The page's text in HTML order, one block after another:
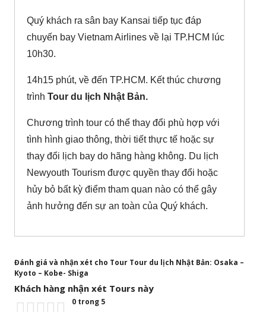
Quý khách ra sân bay Kansai tiếp tục đáp
chuyến bay Vietnam Airlines về lại TP.HCM lúc
10h30.
14h15 phút, về đến TP.HCM. Kết thúc chương
trình Tour du lịch Nhật Bản.
Chương trình tour có thể thay đổi phù hợp với
tình hình giao thông, thời tiết thực tế hoặc sự
thay đổi lịch bay do hãng hàng không. Du lịch
Newyouth Tourism được quyền thay đổi hoặc
hủy bỏ bất kỳ điểm tham quan nào có thể gây
ảnh hưởng đến sự an toàn của Quý khách.
Đánh giá và nhận xét cho Tour Tour du lịch Nhật Bản: Osaka –
Kyoto – Kobe- Shiga
Khách hàng nhận xét Tours này
0 trong 5